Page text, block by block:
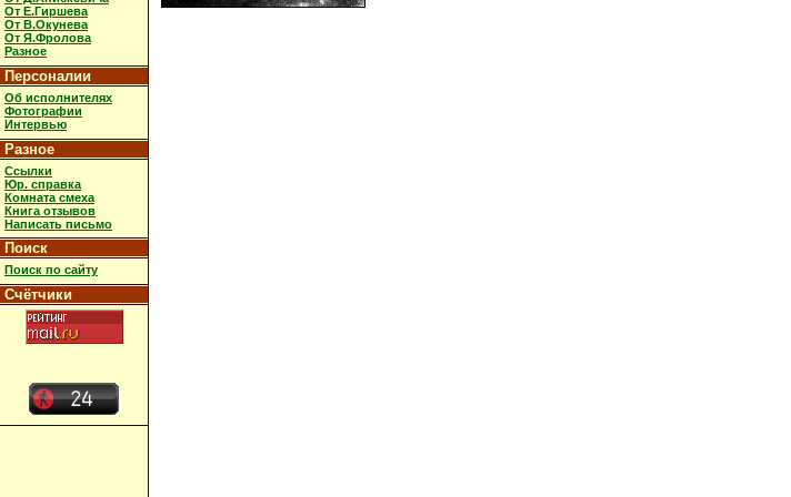
От Е.Гиршева
От В.Окунева
От Я.Фролова
Разное
Персоналии
Об исполнителях
Фотографии
Интервью
Разное
Ссылки
Юр. справка
Комната смеха
Книга отзывов
Написать письмо
Поиск
Поиск по сайту
Счётчики